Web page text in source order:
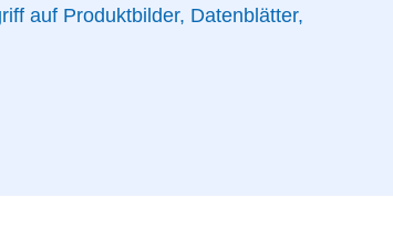
auf Produktbilder, Datenblätter,